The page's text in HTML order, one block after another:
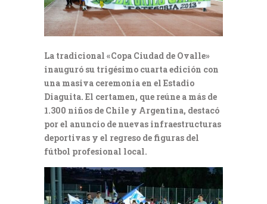
La tradicional «Copa Ciudad de Ovalle»
inauguró su trigésimo cuarta edición con
una masiva ceremonia en el Estadio
Diaguita. El certamen, que reúne a más de
1.300 niños de Chile y Argentina, destacó
por el anuncio de nuevas infraestructuras
deportivas y el regreso de figuras del
fútbol profesional local.